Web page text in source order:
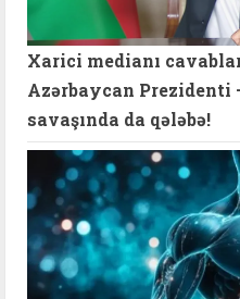
Xarici medianı
Azərbaycan
savaşında da qələbə!